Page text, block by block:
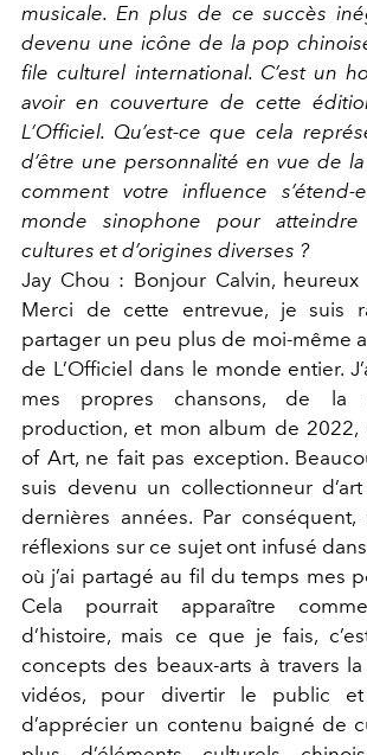
musicale. En plus de ce succès
devenu une icône de la pop
file culturel international. C’est un
avoir en couverture de cette
L’Officiel. Qu’est-ce que cela
d’être une personnalité en vue de
comment votre influence
monde sinophone pour
cultures et d’origines diverses ?
Jay Chou : Bonjour Calvin,
Merci de cette entrevue, je suis
partager un peu plus de moi-même
de L’Officiel dans le monde entier.
mes propres chansons, de la
production, et mon album de 2022,
of Art, ne fait pas exception.
suis devenu un collectionneur
dernières années. Par
réflexions sur ce sujet ont infusé
où j’ai partagé au fil du temps mes
Cela pourrait apparaître
d’histoire, mais ce que je fais,
concepts des beaux-arts à travers
vidéos, pour divertir le public
d’apprécier un contenu baigné de